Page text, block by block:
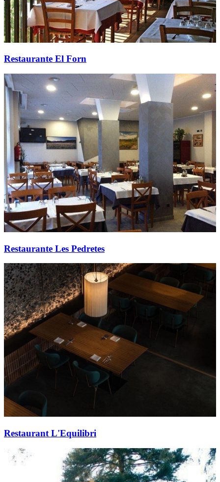
Restaurante El Forn
Restaurante Les Pedretes
Restaurant L'Equilibri